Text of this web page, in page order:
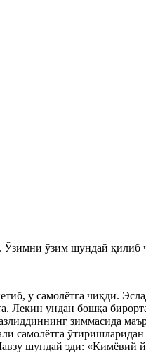
ўзим шундай қилиб
у самолётга чиқди.
ундан бошқа
зиммасида
шундай эди: «Кимёвий